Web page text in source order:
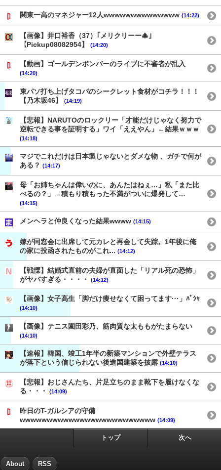
関東一高のマネジャー12人wwwwwwwwwwwwww (14:22)
【画像】井口裕香（37）｢メリクリーー🎄｣
【Pickup08082954】
(14:20)
【動画】ゴールデンボンバーのライブに不審者が乱入
(14:20)
東パソ打ち上げタコパのシークレット食材がコチラ！！！
【乃木坂46】
(14:19)
【悲報】NARUTOのロックリー「才能だけじゃなく努力で
逆転できる事を証明する」ワイ「ええやん」←結果ｗｗｗ
(14:18)
マジでこれだけは日本製じゃないとダメな物 、ガチで何が
ある？ (14:17)
母「お姉ちゃんは偉いのに、あんたはねぇ…」私「また比
べるの？」→積もり積もった不満がついに爆発して…
(14:15)
メンヘラと仲良くなった結果wwww (14:15)
嫁が同窓会に出席して元カレと再会して失踪。1年後に俺
の家に投函されたものがこれ... (14:12)
【戦慄】結婚式直前の夫婦が直面した「リアル死の恐怖」
がヤバすぎる・・・・
(14:12)
【画像】女子高生「脚だけ痩せなくて困ってます···」ﾊﾟｼｬ
(14:10)
【画像】テニス園田彩乃、筋肉質な太ももがたまらない
(14:10)
【速報】韓国、竣工1年半の新築マンションで外壁テラス
が落下という信じられない後進国建築を披露 (14:10)
【悲報】おじさんたち、片足立ちのまま靴下を履けなくな
る・・・
(14:09)
昨日のT-ガルシアの守備
wwwwwwwwwwwwwwwwwwwwwwwww (14:09)
トップ 次へ
About RSS